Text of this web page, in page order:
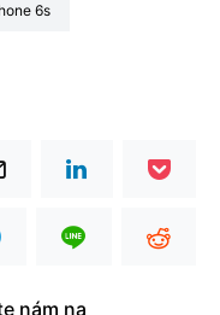
6s
nám na